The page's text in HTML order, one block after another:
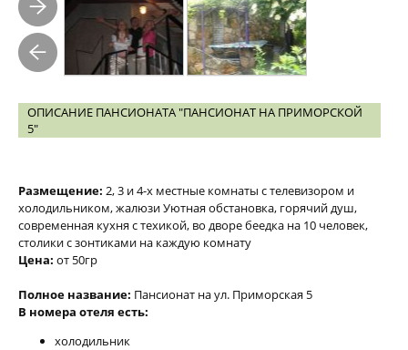
ОПИСАНИЕ ПАНСИОНАТА "ПАНСИОНАТ НА ПРИМОРСКОЙ
5"
Размещение: 2, 3 и 4-х местные комнаты с телевизором и
холодильником, жалюзи Уютная обстановка, горячий душ,
современная кухня с техикой, во дворе беедка на 10 человек,
столики с зонтиками на каждую комнату
Цена: от 50гр
Полное название: Пансионат на ул. Приморская 5
В номера отеля есть:
холодильник